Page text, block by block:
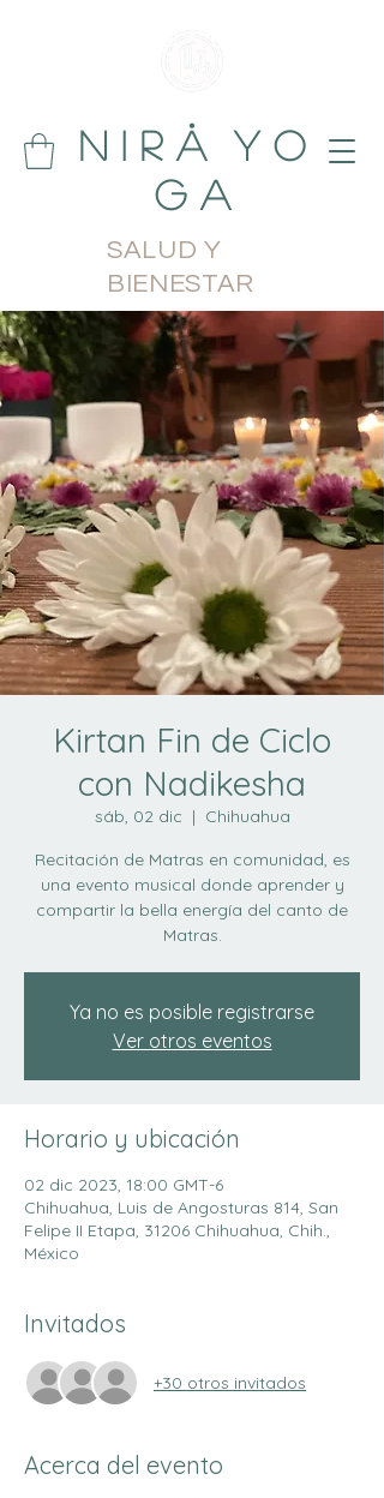
N i r å Y o
g a
SALUD Y
BIENESTAR
Kirtan Fin de Ciclo
con Nadikesha
sáb, 02 dic
  |
Chihuahua
Recitación de Matras en comunidad, es
una evento musical donde aprender y
compartir la bella energía del canto de
Matras.
Ya no es posible registrarse
Ver otros eventos
Horario y ubicación
02 dic 2023, 18:00 GMT-6
Chihuahua, Luis de Angosturas 814, San
Felipe II Etapa, 31206 Chihuahua, Chih.,
México
Invitados
+30 otros invitados
Acerca del evento